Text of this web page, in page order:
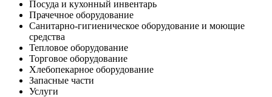
Посуда и кухонный инвентарь
Прачечное оборудование
Санитарно-гигиеническое оборудование и моющие
средства
Тепловое оборудование
Торговое оборудование
Хлебопекарное оборудование
Запасные части
Услуги